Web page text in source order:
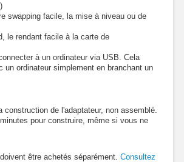
swapping facile, la mise à niveau ou de
le rendant facile à la carte de
à un ordinateur via USB. Cela
ordinateur simplement en branchant un
de l'adaptateur, non assemblé.
pour construire, même si vous ne
être achetés séparément. Consultez